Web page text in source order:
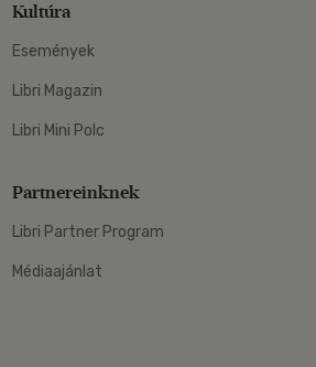
Kultúra
Események
Libri Magazin
Libri Mini Polc
Partnereinknek
Libri Partner Program
Médiaajánlat